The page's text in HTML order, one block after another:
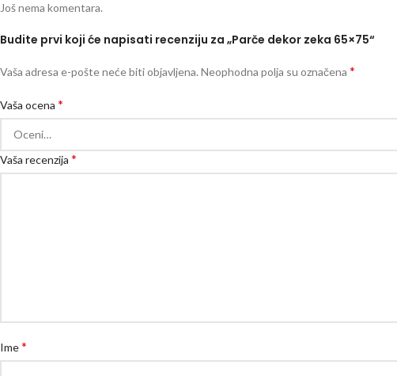
Još nema komentara.
Budite prvi koji će napisati recenziju za „Parče dekor zeka 65×75“
Vaša adresa e-pošte neće biti objavljena. Neophodna polja su označena *
Vaša ocena *
Vaša recenzija *
Ime*